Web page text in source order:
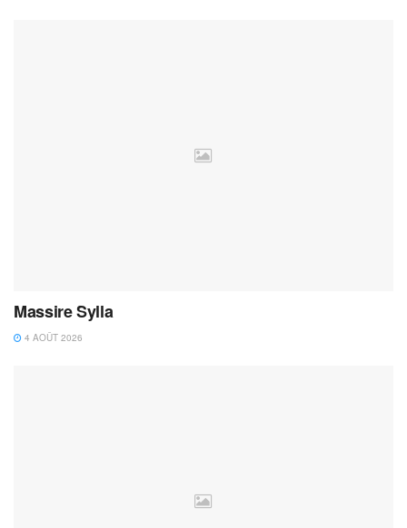
Massire Sylla
4 AOÛT 2026